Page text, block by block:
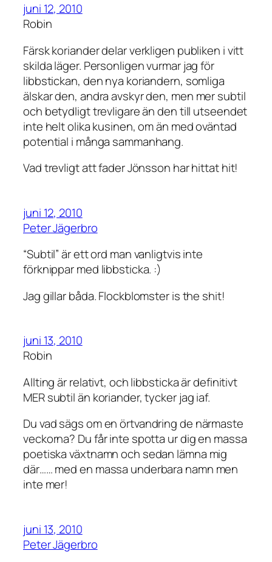
juni 12, 2010
Robin
Färsk koriander delar verkligen publiken i vitt
skilda läger. Personligen vurmar jag för
libbstickan, den nya koriandern, somliga
älskar den, andra avskyr den, men mer subtil
och betydligt trevligare än den till utseendet
inte helt olika kusinen, om än med oväntad
potential i många sammanhang.
Vad trevligt att fader Jönsson har hittat hit!
juni 12, 2010
Peter Jägerbro
“Subtil” är ett ord man vanligtvis inte
förknippar med libbsticka. :)
Jag gillar båda. Flockblomster is the shit!
juni 13, 2010
Robin
Allting är relativt, och libbsticka är definitivt
MER subtil än koriander, tycker jag iaf.
Du vad sägs om en örtvandring de närmaste
veckorna? Du får inte spotta ur dig en massa
poetiska växtnamn och sedan lämna mig
där…… med en massa underbara namn men
inte mer!
juni 13, 2010
Peter Jägerbro